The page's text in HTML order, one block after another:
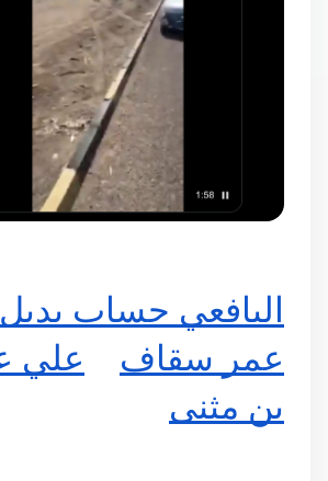
اليافعي حساب بديل
عمر سقاف
بن مثنى